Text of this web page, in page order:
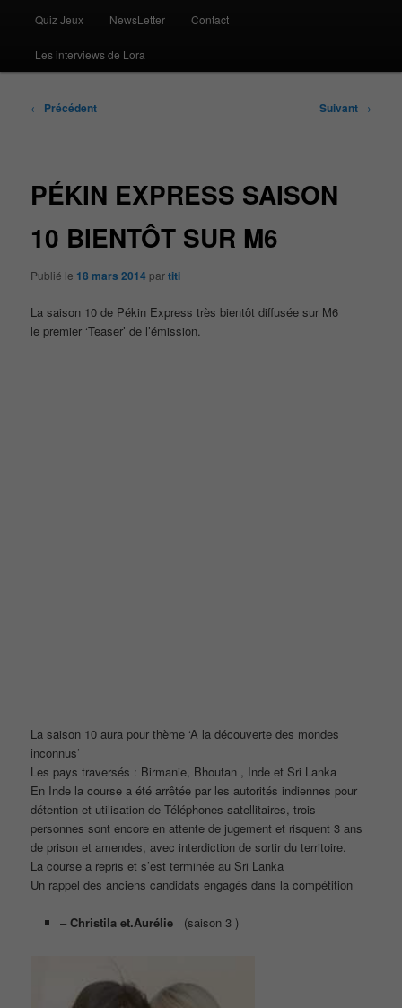
Quiz Jeux NewsLetter Contact
Les interviews de Lora
Navigation
← Précédent Suivant →
PÉKIN EXPRESS SAISON
10 BIENTÔT SUR M6
Publié le 18 mars 2014 partiti
La saison 10 de Pékin Express très bientôt diffusée sur M6
le premier ‘Teaser’ de l’émission.
La saison 10 aura pour thème ‘A la découverte des mondes
inconnus’
Les pays traversés : Birmanie, Bhoutan , Inde et Sri Lanka
En Inde la course a été arrêtée par les autorités indiennes pour
détention et utilisation de Téléphones satellitaires, trois
personnes sont encore en attente de jugement et risquent 3 ans
de prison et amendes, avec interdiction de sortir du territoire.
La course a repris et s’est terminée au Sri Lanka
Un rappel des anciens candidats engagés dans la compétition
– Christila et.Aurélie (saison 3 )